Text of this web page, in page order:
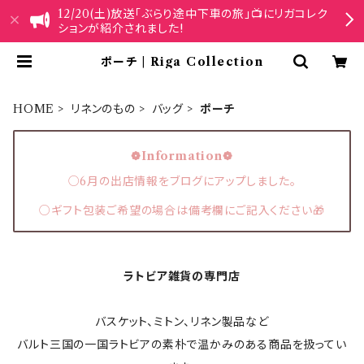
12/20(土)放送「ぶらり途中下車の旅」📺にリガコレク
ションが紹介されました!
ポーチ | Riga Collection
HOME リネンのもの バッグ ポーチ
❁Information❁
○6月の出店情報をブログにアップしました。
○ギフト包装ご希望の場合は備考欄にご記入ください🎁
ラトビア雑貨の専門店
バスケット、ミトン、リネン製品など
バルト三国の一国ラトビアの素朴で温かみのある商品を扱ってい